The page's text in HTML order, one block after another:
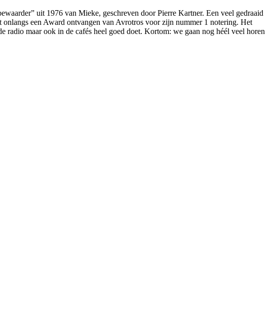
uit 1976 van Mieke, geschreven door Pierre Kartner. Een veel gedraaid
een Award ontvangen van Avrotros voor zijn nummer 1 notering. Het
radio maar ook in de cafés heel goed doet. Kortom: we gaan nog héél veel horen